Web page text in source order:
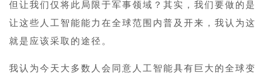
但让我们仅将此局限于军事领域？其实，我们要做的是
让这些人工智能能力在全球范围内普及开来，我认为这
就是应该采取的途径。
我认为今天大多数人会同意人工智能具有巨大的全球变